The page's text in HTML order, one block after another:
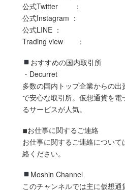
公式Twitter ：
公式Instagram ：
公式LINE ：
Trading view ：
おすすめの国内取引所
・Decurret
多数の国内トップ企業からの出
で安心な取引所。仮想通貨を電
るサービスが人気。
◾︎お仕事に関するご連絡
お仕事に関するご連絡につい
絡ください。
Moshin Channel
このチャンネルでは主に仮想